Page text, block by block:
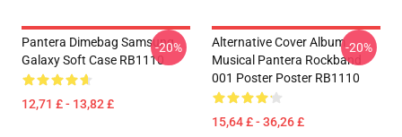
Pantera Dimebag Samsung
Galaxy Soft Case RB1110
12,71 £ - 13,82 £
-20%
Alternative Cover Album
Musical Pantera Rockband
001 Poster Poster RB1110
15,64 £ - 36,26 £
-20%